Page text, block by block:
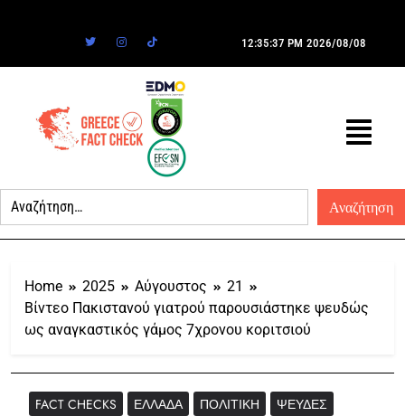
12:35:37 PM 2026/08/08
Home 2025 Αύγουστος
21
Βίντεο Πακιστανού γιατρού παρουσιάστηκε ψευδώς
ως αναγκαστικός γάμος 7χρονου κοριτσιού
FACT CHECKS ΕΛΛΆΔΑ ΠΟΛΙΤΙΚΉ ΨΕΥΔΈΣ